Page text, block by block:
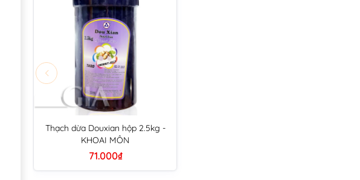
Thạch dừa Douxian hộp 2.5kg -
KHOAI MÔN
71.000₫